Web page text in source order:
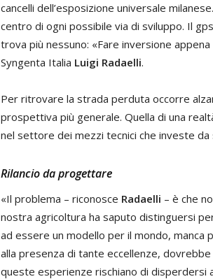
cancelli dell’esposizione universale
centro di ogni possibile via di sviluppo. Il
trova più nessuno: «Fare inversione
Syngenta Italia Luigi Radaelli.
Per ritrovare la strada perduta occorre
prospettiva più generale. Quella di una
nel settore dei mezzi tecnici che investe
Rilancio da progettare
«Il problema – riconosce Radaelli – è che
nostra agricoltura ha saputo distinguersi
ad essere un modello per il mondo,
alla presenza di tante eccellenze,
queste esperienze rischiano di disperdersi